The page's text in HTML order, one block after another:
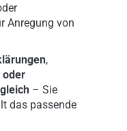
Anregung von
,
oder
– Sie
das passende